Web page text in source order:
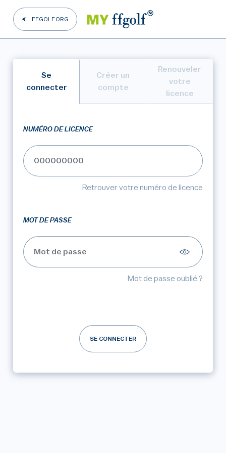
FFGOLF.ORG
Se
connecter
Créer un
compte
Renouveler
votre
licence
NUMÉRO DE LICENCE
Retrouver votre numéro de licence
MOT DE PASSE
Mot de passe oublié ?
SE CONNECTER